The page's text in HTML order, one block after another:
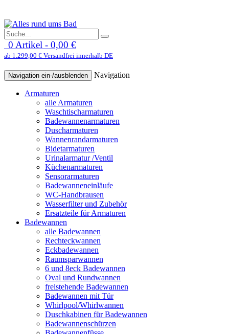
0 Artikel - 0,00 €
ab 1.299,00 € Versandfrei innerhalb DE
Navigation ein-/ausblenden Navigation
Armaturen
alle Armaturen
Waschtischarmaturen
Badewannenarmaturen
Duscharmaturen
Wannenrandarmaturen
Bidetarmaturen
Urinalarmatur /Ventil
Küchenarmaturen
Sensorarmaturen
Badewanneneinläufe
WC-Handbrausen
Wasserfilter und Zubehör
Ersatzteile für Armaturen
Badewannen
alle Badewannen
Rechteckwannen
Eckbadewannen
Raumsparwannen
6 und 8eck Badewannen
Oval und Rundwannen
freistehende Badewannen
Badewannen mit Tür
Whirlpool/Whirlwannen
Duschkabinen für Badewannen
Badewannenschürzen